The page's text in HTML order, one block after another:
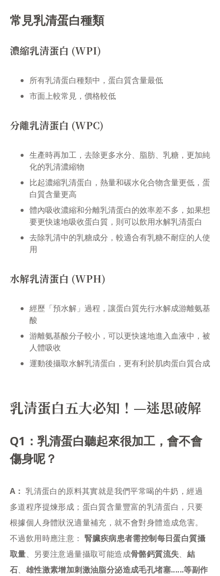
常見乳清蛋白種類
濃縮乳清蛋白 (WPI)
所有乳清蛋白種類中，蛋白質含量最低
市面上較常見，價格較低
分離乳清蛋白 (WPC)
生產時再加工，去除更多水分、脂肪、乳糖，更加純
化的乳清濃縮物
比起濃縮乳清蛋白，熱量和碳水化合物含量更低，蛋
白質含量更高
體內吸收濃縮和分離乳清蛋白的效率差不多，如果想
要更快速地吸收蛋白質，則可以飲用水解乳清蛋白
去除乳清中的乳糖成分，較適合有乳糖不耐症的人使
用
水解乳清蛋白 (WPH)
經歷「預水解」過程，讓蛋白質先行水解成游離氨基
酸
游離氨基酸分子較小，可以更快速地進入血液中，被
人體吸收
運動後攝取水解乳清蛋白，更有利於肌肉蛋白質合成
乳清蛋白五大必知！—迷思破解
Q1：乳清蛋白聽起來很加工，會不會
傷身呢？
A： 乳清蛋白的原料其實就是我們平常喝的牛奶，經過
多道程序提煉形成；蛋白質含量豐富的乳清蛋白，只要
根據個人身體狀況適量補充，就不會對身體造成危害。
不過飲用時應注意： 腎臟疾病患者需控制每日蛋白質攝
取量、另要注意過量攝取可能造成骨骼鈣質流失、 結
石、 雄性激素增加刺激油脂分泌造成毛孔堵塞......等副作